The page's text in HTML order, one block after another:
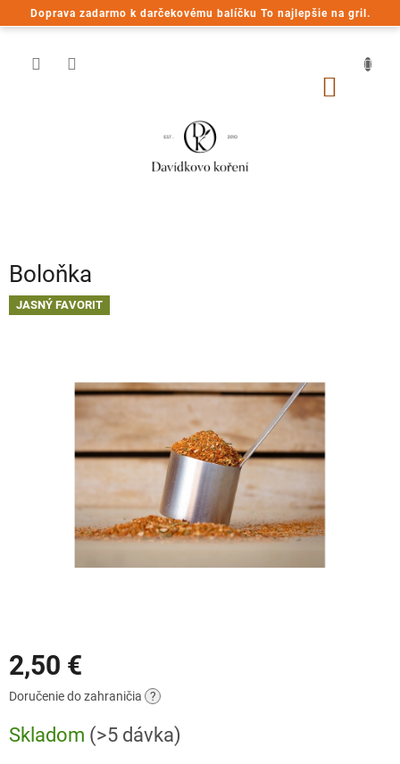
Doprava zadarmo k darčekovému balíčku To najlepšie na gril.
Prejsť
na
Boloňka
JASNÝ FAVORIT
2,50 €
Jednotková
Doručenie do zahraničia ?
Skladom (>5 dávka)